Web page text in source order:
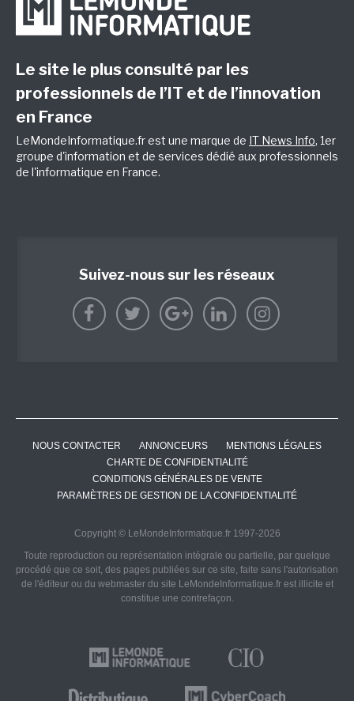
Le site le plus consulté par les
professionnels de l’IT et de l’innovation
en France
LeMondeInformatique.fr est une marque de IT News Info, 1er
groupe d'information et de services dédié aux professionnels
de l'informatique en France.
Suivez-nous sur les réseaux
NOUS CONTACTER ANNONCEURS
MENTIONS LÉGALES
CHARTE DE CONFIDENTIALITÉ
CONDITIONS GÉNÉRALES DE VENTE
PARAMÈTRES DE GESTION DE LA CONFIDENTIALITÉ
Copyright © LeMondeInformatique.fr 1997-2026
Toute reproduction ou représentation intégrale ou partielle, par quelque
procédé que ce soit, des pages publiées sur ce site, faite sans l'autorisation
de l'éditeur ou du webmaster du site LeMondeInformatique.fr est illicite et
constitue une contrefaçon.